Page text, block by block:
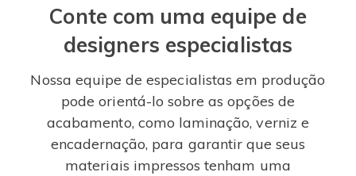
Conte com uma equipe de
designers especialistas
Nossa equipe de especialistas em produção
pode orientá-lo sobre as opções de
acabamento, como laminação, verniz e
encadernação, para garantir que seus
materiais impressos tenham uma